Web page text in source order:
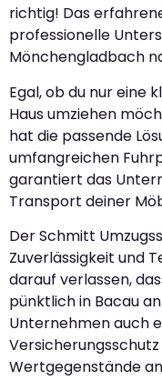
richtig! Das
professionelle
Mönchengladbach
Egal, ob du nur eine
Haus umziehen
hat die passende
umfangreichen
garantiert das
Transport deiner
Der Schmitt
Zuverlässigkeit und
darauf verlassen,
pünktlich in Bacau
Unternehmen auch
Wertgegenstände